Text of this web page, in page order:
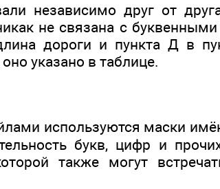
независимо друг от
не связана с
дороги и пункта Д в
указано в таблице.
используются маски
букв, цифр и
также могут